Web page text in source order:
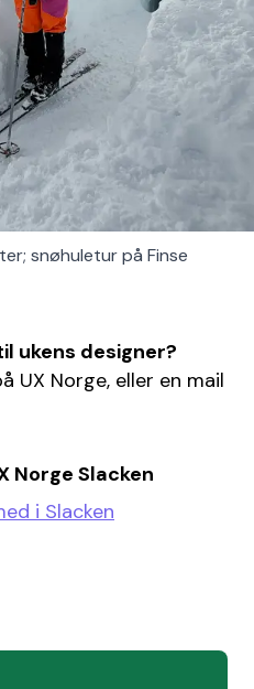
snøhuletur på Finse
ukens designer?
UX Norge, eller en mail
Norge Slacken
i Slacken